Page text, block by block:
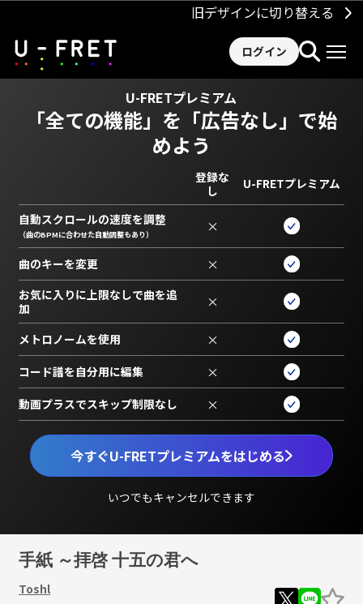
旧デザインに切り替える
ログイン
U-FRETプレミアム
「全ての機能」を 「広告なし」で始
めよう
今すぐU-FRETプレミアムをはじめる
いつでもキャンセルできます
登録な
し
U-FRETプレミアム
自動スクロールの速度を調整
（曲のBPMに合わせた自動調整もあり） ×
曲のキーを変更 ×
お気に入りに上限なしで曲を追
加
×
メトロノームを使用 ×
コード譜を自分用に編集 ×
動画プラスでスキップ制限なし ×
手紙 ～拝啓 十五の君へ
Toshl